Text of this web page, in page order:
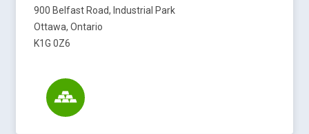
900 Belfast Road, Industrial Park
Ottawa, Ontario
K1G 0Z6